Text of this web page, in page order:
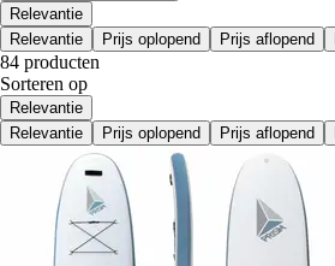
Relevantie
Relevantie
Prijs oplopend Prijs aflopend
84 producten
Sorteren op
Relevantie
Relevantie
Prijs oplopend Prijs aflopend